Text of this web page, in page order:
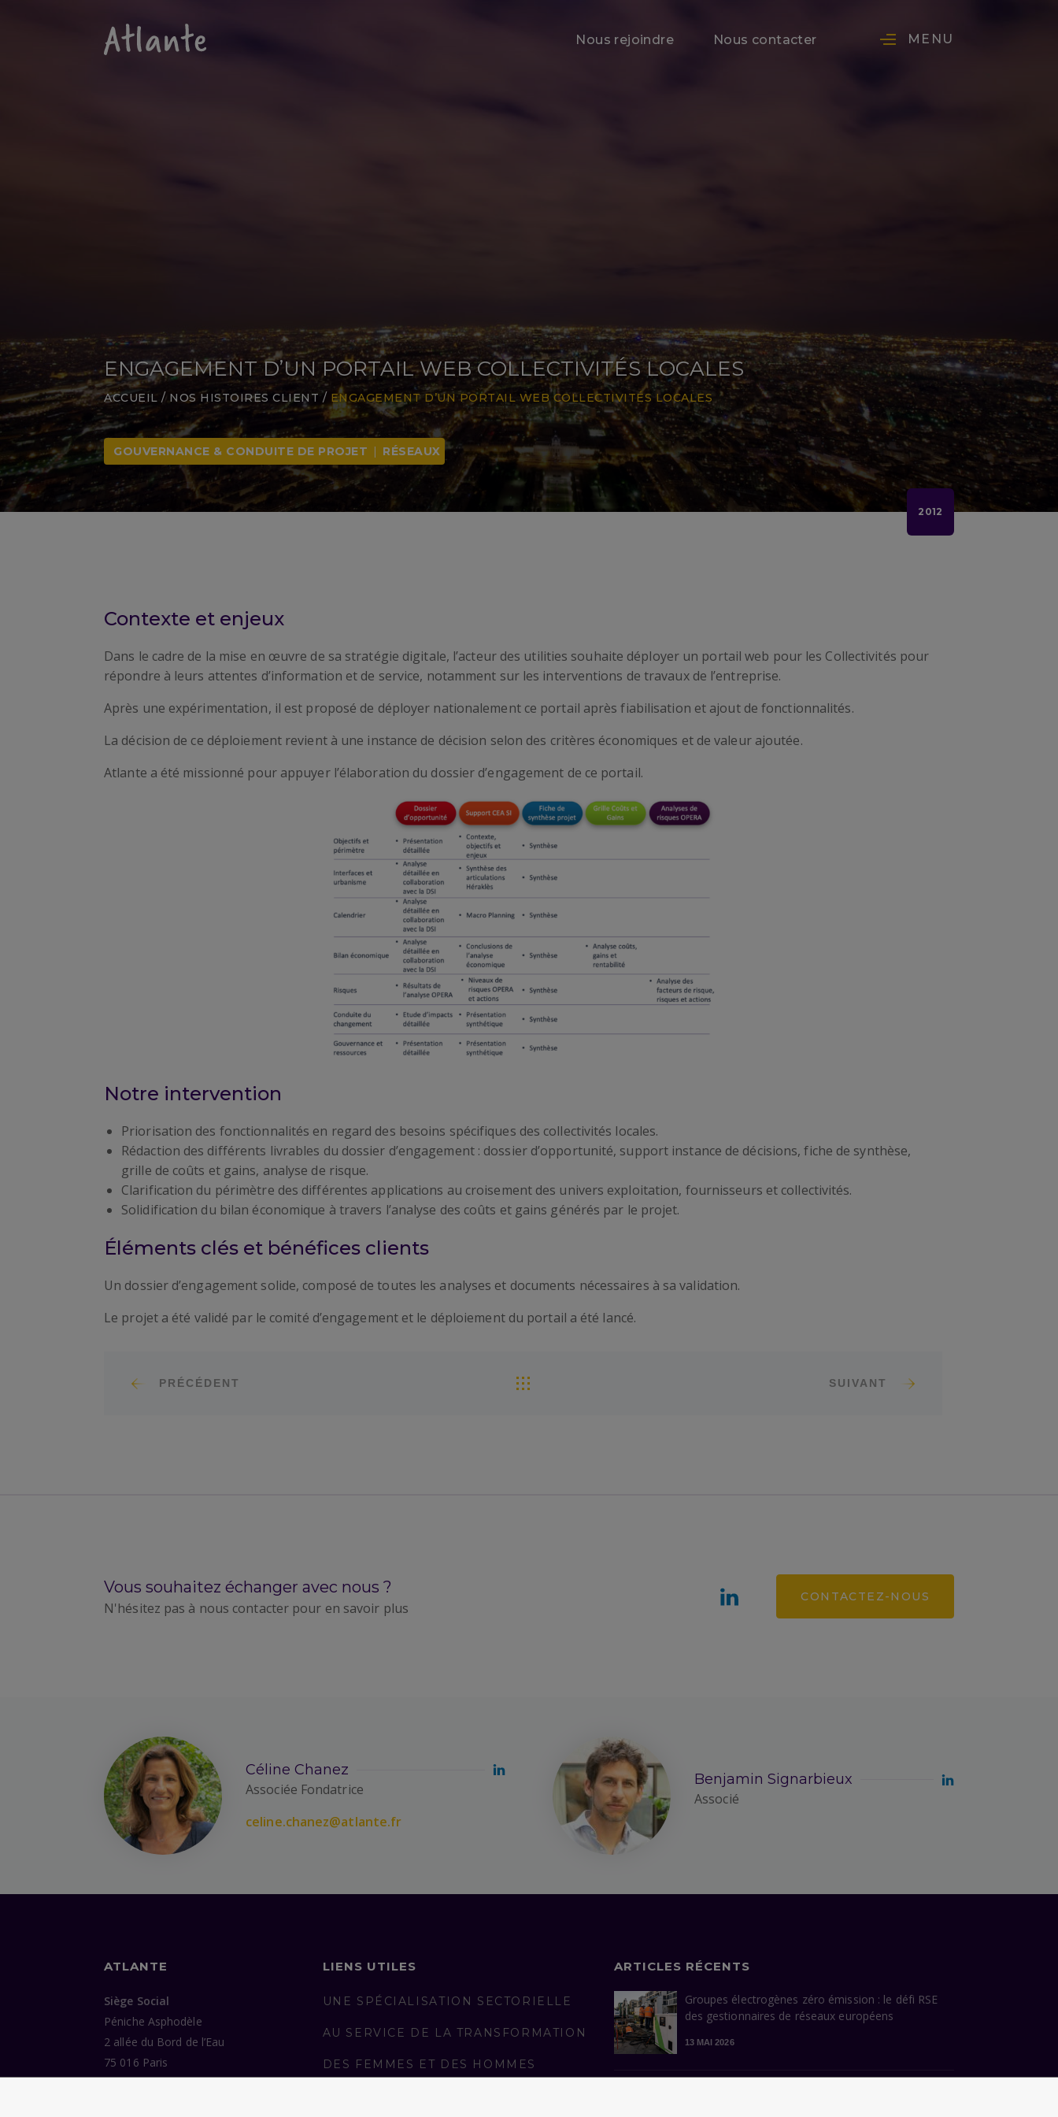
Nous rejoindre Nous contacter MENU
ENGAGEMENT D’UN PORTAIL WEB COLLECTIVITÉS LOCALES
ACCUEIL / NOS HISTOIRES CLIENT / ENGAGEMENT D’UN PORTAIL WEB COLLECTIVITÉS LOCALES
GOUVERNANCE & CONDUITE DE PROJET | RÉSEAUX
2012
Contexte et enjeux
Dans le cadre de la mise en œuvre de sa stratégie digitale, l’acteur des utilities souhaite déployer un portail web pour les Collectivités pour
répondre à leurs attentes d’information et de service, notamment sur les interventions de travaux de l’entreprise.
Après une expérimentation, il est proposé de déployer nationalement ce portail après fiabilisation et ajout de fonctionnalités.
La décision de ce déploiement revient à une instance de décision selon des critères économiques et de valeur ajoutée.
Atlante a été missionné pour appuyer l’élaboration du dossier d’engagement de ce portail.
Notre intervention
Priorisation des fonctionnalités en regard des besoins spécifiques des collectivités locales.
Rédaction des différents livrables du dossier d’engagement : dossier d’opportunité, support instance de décisions, fiche de synthèse,
grille de coûts et gains, analyse de risque.
Clarification du périmètre des différentes applications au croisement des univers exploitation, fournisseurs et collectivités.
Solidification du bilan économique à travers l’analyse des coûts et gains générés par le projet.
Éléments clés et bénéfices clients
Un dossier d’engagement solide, composé de toutes les analyses et documents nécessaires à sa validation.
Le projet a été validé par le comité d’engagement et le déploiement du portail a été lancé.
PRÉCÉDENT SUIVANT
Vous souhaitez échanger avec nous ?
N'hésitez pas à nous contacter pour en savoir plus
CONTACTEZ-NOUS
Céline Chanez
Associée Fondatrice
celine.chanez@atlante.fr
Benjamin Signarbieux
Associé
ATLANTE
Siège Social
Péniche Asphodèle
2 allée du Bord de l’Eau
75 016 Paris
LIENS UTILES
UNE SPÉCIALISATION SECTORIELLE
AU SERVICE DE LA TRANSFORMATION
DES FEMMES ET DES HOMMES
ARTICLES RÉCENTS
Groupes électrogènes zéro émission : le défi RSE
des gestionnaires de réseaux européens
13 MAI 2026